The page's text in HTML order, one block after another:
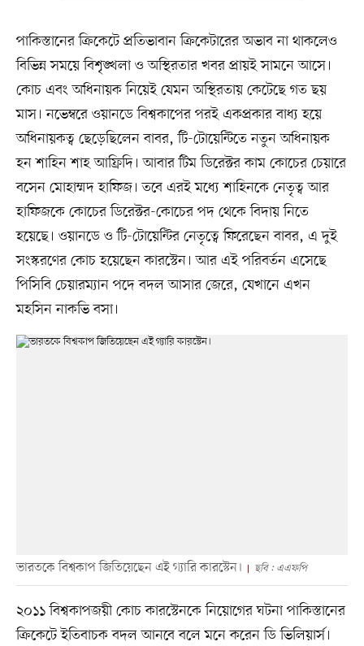
পাকিস্তানের ক্রিকেটে প্রতিভাবান ক্রিকেটারের অভাব না থাকলেও
বিভিন্ন সময়ে বিশৃঙ্খলা ও অস্থিরতার খবর প্রায়ই সামনে আসে।
কোচ এবং অধিনায়ক নিয়েই যেমন অস্থিরতায় কেটেছে গত ছয়
মাস। নভেম্বরে ওয়ানডে বিশ্বকাপের পরই একপ্রকার বাধ্য হয়ে
অধিনায়কত্ব ছেড়েছিলেন বাবর, টি-টোয়েন্টিতে নতুন অধিনায়ক
হন শাহিন শাহ আফ্রিদি। আবার টিম ডিরেক্টর কাম কোচের চেয়ারে
বসেন মোহাম্মদ হাফিজ। তবে এরই মধ্যে শাহিনকে নেতৃত্ব আর
হাফিজকে কোচের ডিরেক্টর-কোচের পদ থেকে বিদায় নিতে
হয়েছে। ওয়ানডে ও টি-টোয়েন্টির নেতৃত্বে ফিরেছেন বাবর, এ দুই
সংস্করণের কোচ হয়েছেন কারস্টেন। আর এই পরিবর্তন এসেছে
পিসিবি চেয়ারম্যান পদে বদল আসার জেরে, যেখানে এখন
মহসিন নাকভি বসা।
ভারতকে বিশ্বকাপ জিতিয়েছেন এই গ্যারি কারস্টেন। ছবি : এএফপি
২০১১ বিশ্বকাপজয়ী কোচ কারস্টেনকে নিয়োগের ঘটনা পাকিস্তানের
ক্রিকেটে ইতিবাচক বদল আনবে বলে মনে করেন ডি ভিলিয়ার্স।